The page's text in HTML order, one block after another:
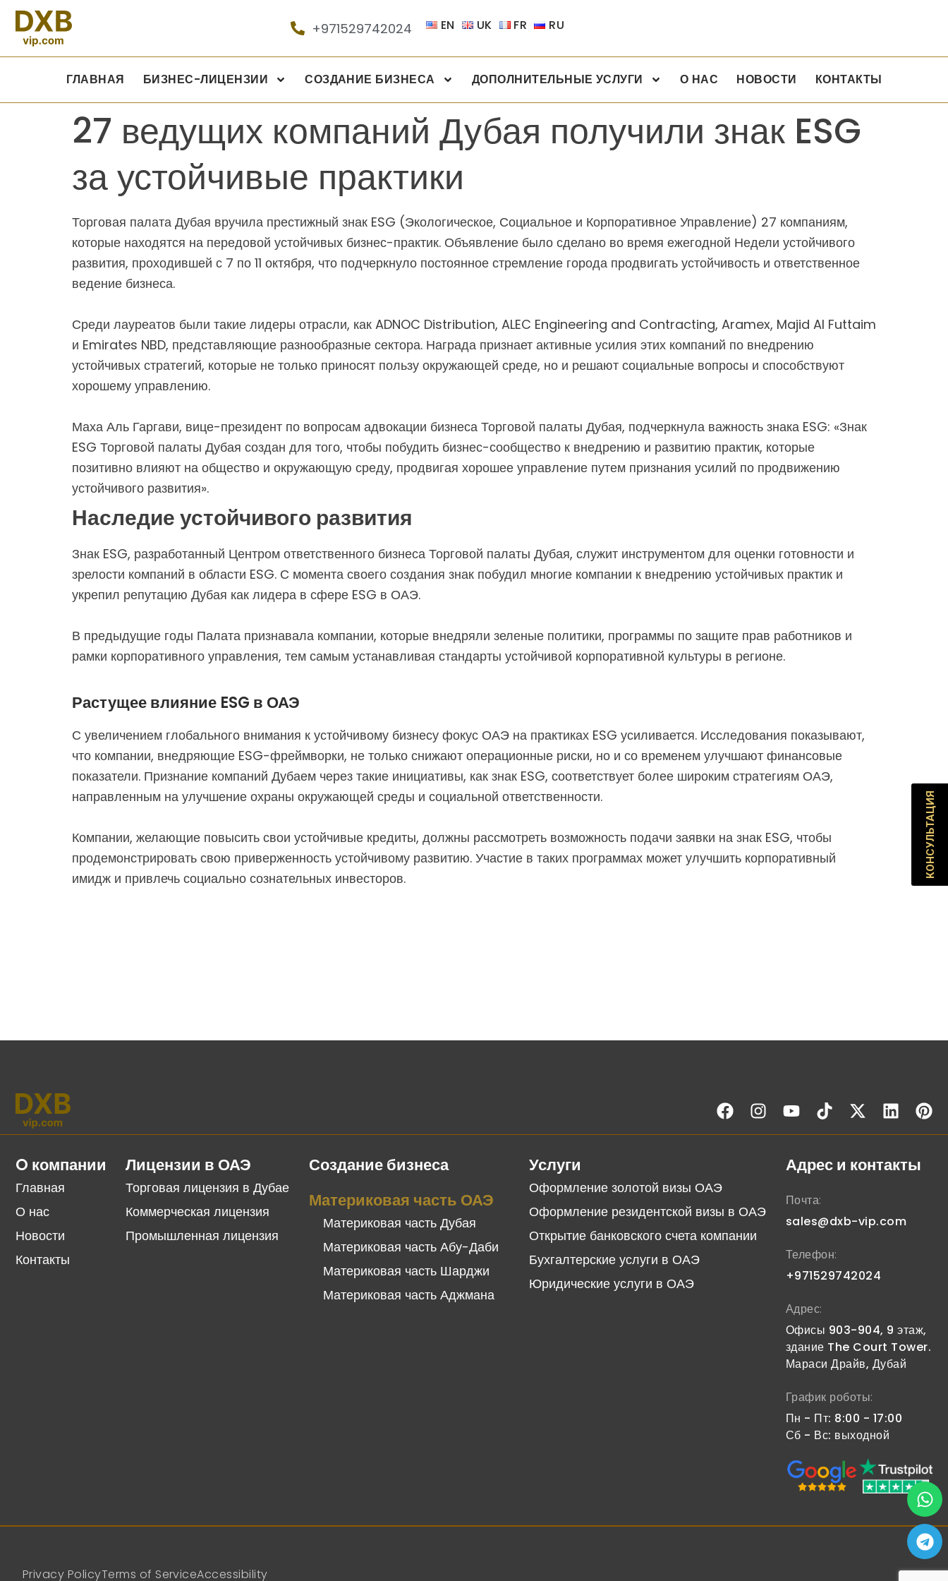
+971529742024 EN UK FR RU
ГЛАВНАЯ БИЗНЕС-ЛИЦЕНЗИИ СОЗДАНИЕ БИЗНЕСА ДОПОЛНИТЕЛЬНЫЕ УСЛУГИ О НАС НОВОСТИ КОНТАКТЫ
27 ведущих компаний Дубая получили знак ESG
за устойчивые практики
Торговая палата Дубая вручила престижный знак ESG (Экологическое, Социальное и Корпоративное Управление) 27 компаниям,
которые находятся на передовой устойчивых бизнес-практик. Объявление было сделано во время ежегодной Недели устойчивого
развития, проходившей с 7 по 11 октября, что подчеркнуло постоянное стремление города продвигать устойчивость и ответственное
ведение бизнеса.
Среди лауреатов были такие лидеры отрасли, как ADNOC Distribution, ALEC Engineering and Contracting, Aramex, Majid Al Futtaim
и Emirates NBD, представляющие разнообразные сектора. Награда признает активные усилия этих компаний по внедрению
устойчивых стратегий, которые не только приносят пользу окружающей среде, но и решают социальные вопросы и способствуют
хорошему управлению.
Маха Аль Гаргави, вице-президент по вопросам адвокации бизнеса Торговой палаты Дубая, подчеркнула важность знака ESG: «Знак
ESG Торговой палаты Дубая создан для того, чтобы побудить бизнес-сообщество к внедрению и развитию практик, которые
позитивно влияют на общество и окружающую среду, продвигая хорошее управление путем признания усилий по продвижению
устойчивого развития».
Наследие устойчивого развития
Знак ESG, разработанный Центром ответственного бизнеса Торговой палаты Дубая, служит инструментом для оценки готовности и
зрелости компаний в области ESG. С момента своего создания знак побудил многие компании к внедрению устойчивых практик и
укрепил репутацию Дубая как лидера в сфере ESG в ОАЭ.
В предыдущие годы Палата признавала компании, которые внедряли зеленые политики, программы по защите прав работников и
рамки корпоративного управления, тем самым устанавливая стандарты устойчивой корпоративной культуры в регионе.
Растущее влияние ESG в ОАЭ
С увеличением глобального внимания к устойчивому бизнесу фокус ОАЭ на практиках ESG усиливается. Исследования показывают,
что компании, внедряющие ESG-фреймворки, не только снижают операционные риски, но и со временем улучшают финансовые
показатели. Признание компаний Дубаем через такие инициативы, как знак ESG, соответствует более широким стратегиям ОАЭ,
направленным на улучшение охраны окружающей среды и социальной ответственности.
Компании, желающие повысить свои устойчивые кредиты, должны рассмотреть возможность подачи заявки на знак ESG, чтобы
продемонстрировать свою приверженность устойчивому развитию. Участие в таких программах может улучшить корпоративный
имидж и привлечь социально сознательных инвесторов.
КОНСУЛЬТАЦИЯ
O компании
Главная
О нас
Новости
Контакты
Лицензии в ОАЭ
Торговая лицензия в Дубае
Коммерческая лицензия
Промышленная лицензия
Создание бизнеса
Материковая часть ОАЭ
Материковая часть Дубая
Материковая часть Абу-Даби
Материковая часть Шарджи
Материковая часть Аджмана
Услуги
Оформление золотой визы ОАЭ
Оформление резидентской визы в ОАЭ
Открытие банковского счета компании
Бухгалтерские услуги в ОАЭ
Юридические услуги в ОАЭ
Адрес и контакты
Почта:
sales@dxb-vip.com
Телефон:
+971529742024
Адрес:
Офисы 903-904, 9 этаж,
здание The Court Tower.
Мараси Драйв, Дубай
График роботы:
Пн - Пт: 8:00 - 17:00
Сб - Вс: выходной
Privacy PolicyTerms of ServiceAccessibility